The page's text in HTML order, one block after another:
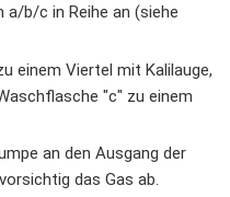
a/b/c in Reihe an (siehe
einem Viertel mit Kalilauge,
"c" zu einem
an den Ausgang der
das Gas ab.